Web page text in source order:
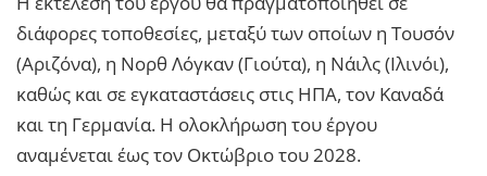
διάφορες τοποθεσίες, μεταξύ των οποίων η Τουσόν
(Αριζόνα), η Νορθ Λόγκαν (Γιούτα), η Νάιλς (Ιλινόι),
καθώς και σε εγκαταστάσεις στις ΗΠΑ, τον Καναδά
και τη Γερμανία. Η ολοκλήρωση του έργου
αναμένεται έως τον Οκτώβριο του 2028.